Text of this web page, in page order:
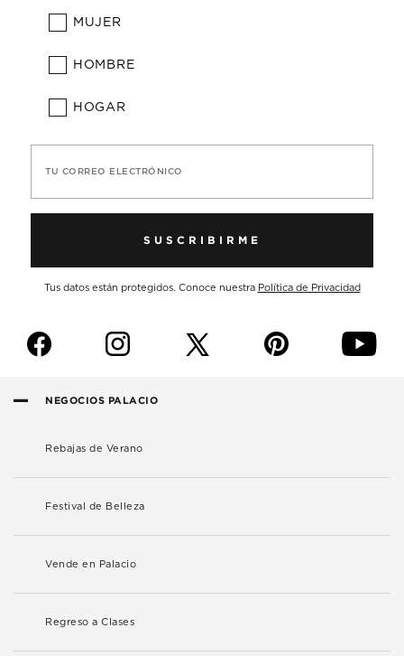
MUJER
HOMBRE
HOGAR
TU CORREO ELECTRÓNICO
SUSCRIBIRME
Tus datos están protegidos. Conoce nuestra Política de Privacidad
f i p y
NEGOCIOS PALACIO
Rebajas de Verano
Festival de Belleza
Vende en Palacio
Regreso a Clases